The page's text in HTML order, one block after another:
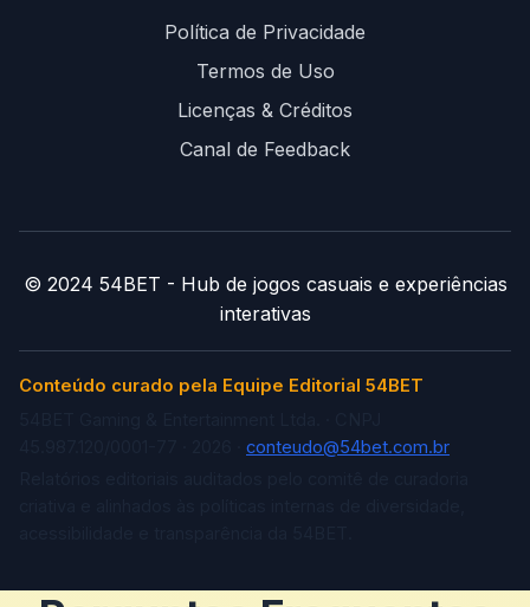
Política de Privacidade
Termos de Uso
Licenças & Créditos
Canal de Feedback
© 2024 54BET - Hub de jogos casuais e experiências
interativas
Conteúdo curado pela Equipe Editorial 54BET
conteudo@54bet.com.br